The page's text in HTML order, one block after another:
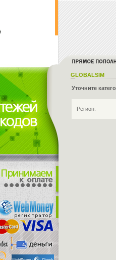
GLOBALSIM
Уточните
Регион: